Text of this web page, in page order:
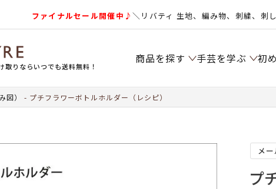
ファイナルセール開催中♪＼リバティ 生地、編み物、刺繍、刺
りならいつでも送料無料！
商品を探す 手芸を学ぶ 初
図） プチフラワーボトルホルダー（レシピ）
メ
プ